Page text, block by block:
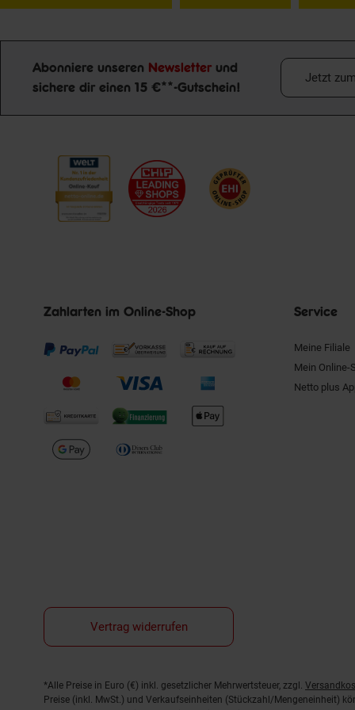
Newsletter Anmeldung
Abonniere unseren Newsletter und
sichere dir einen 15 €**-Gutschein!
Jetzt
Zahlarten im Online-Shop Service
Meine Filiale
Mein Online-
Netto plus
Vertrag widerrufen
Fußnoten
*Alle Preise in Euro (€) inkl. gesetzlicher Mehrwertsteuer, zzgl.
Preise (inkl. MwSt.) und Verkaufseinheiten (Stückzahl/Mengeneinheit)